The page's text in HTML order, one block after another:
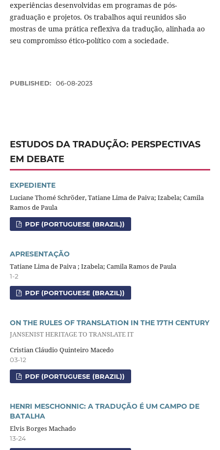
experiências desenvolvidas em programas de pós-
graduação e projetos. Os trabalhos aqui reunidos são
mostras de uma prática reflexiva da tradução, alinhada ao
seu compromisso ético-político com a sociedade.
PUBLISHED: 06-08-2023
ESTUDOS DA TRADUÇÃO: PERSPECTIVAS
EM DEBATE
EXPEDIENTE
Luciane Thomé Schröder, Tatiane Lima de Paiva; Izabela; Camila
Ramos de Paula
PDF (PORTUGUESE (BRAZIL))
APRESENTAÇÃO
Tatiane Lima de Paiva ; Izabela; Camila Ramos de Paula
1-2
PDF (PORTUGUESE (BRAZIL))
ON THE RULES OF TRANSLATION IN THE 17TH CENTURY
JANSENIST HERITAGE TO TRANSLATE IT
Cristian Cláudio Quinteiro Macedo
03-12
PDF (PORTUGUESE (BRAZIL))
HENRI MESCHONNIC: A TRADUÇÃO É UM CAMPO DE
BATALHA
Elvis Borges Machado
13-24